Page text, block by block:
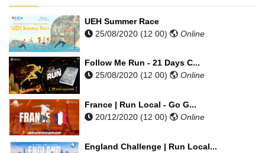
UEH Summer Race
25/08/2020 (12 00)
Online
Follow Me Run - 21 Days C...
25/08/2020 (12 00)
Online
France | Run Local - Go G...
20/12/2020 (12 00)
Online
England Challenge | Run Local...